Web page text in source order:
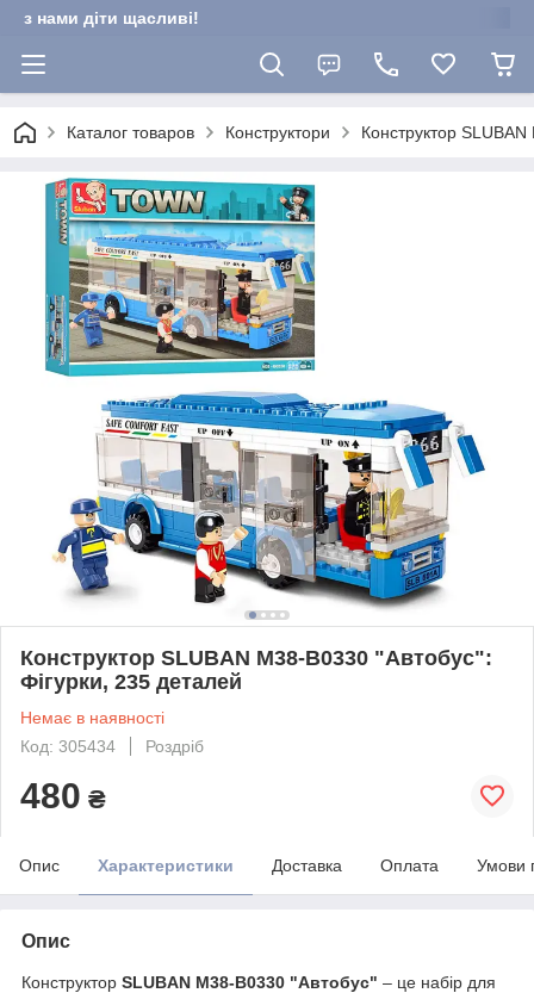
з нами діти щасливі!
Каталог товаров Конструктори Конструктор
Конструктор SLUBAN M38-B0330 "Автобус":
Фігурки, 235 деталей
Немає в наявності
Код: 305434
Роздріб
480 ₴
Опис Характеристики Доставка Оплата Умови
Опис
Конструктор SLUBAN M38-B0330 "Автобус" – це набір для